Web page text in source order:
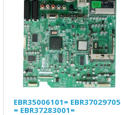
EBR35006101= EBR37029705
= EBR37283001=